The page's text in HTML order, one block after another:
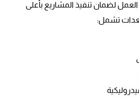
لضمان تنفيذ المشاريع بأعلى
تشمل: